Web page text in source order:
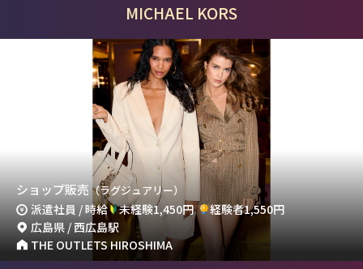
MICHAEL KORS
ショップ販売 （ラグジュアリー）
派遣社員 / 時給 未経験1,450円
経験者1,550円
広島県 / 西広島駅
THE OUTLETS HIROSHIMA